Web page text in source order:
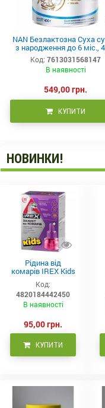
NAN Безлактозна Суха
з народження до 6 міс.,
Код: 7613031568147
В наявності
549,00 грн.
КУПИТИ
НОВИНКИ!
Рідина від
комарів IREX Kids
д/дітей (30 ночей),
20мл
Код:
4820184442450
В наявності
95,00 грн.
КУПИТИ